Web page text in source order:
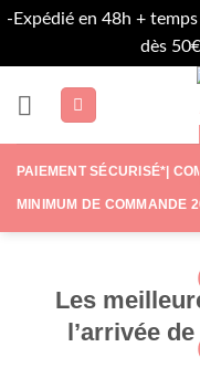
-Expédié en 48h +
dès
PAIEMENT SÉCURISÉ*|
MINIMUM DE COMMANDE
Les
l’arrivée